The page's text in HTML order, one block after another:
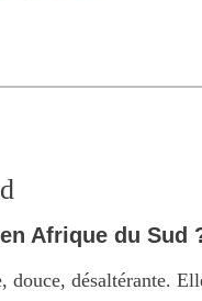
Afrique du Sud
désaltérante.